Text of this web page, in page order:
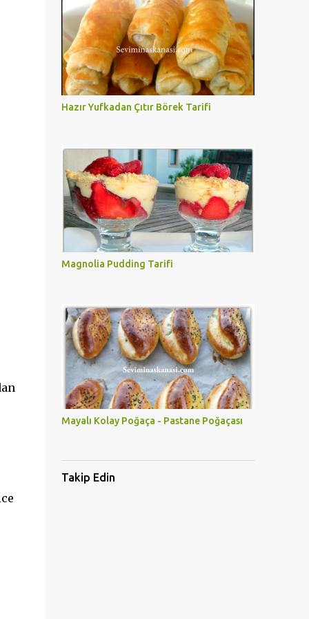
Hazır Yufkadan Çıtır Börek Tarifi
Magnolia Pudding Tarifi
Mayalı Kolay Poğaça - Pastane Poğaçası
Takip Edin